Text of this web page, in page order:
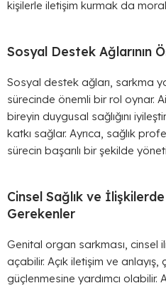
kişilerle iletişim kurmak da
Sosyal Destek Ağlarının
Sosyal destek ağları, sarkma
sürecinde önemli bir rol oynar.
bireyin duygusal sağlığını
katkı sağlar. Ayrıca, sağlık
sürecin başarılı bir şekilde
Cinsel Sağlık ve
Gerekenler
Genital organ sarkması, cinsel
açabilir. Açık iletişim ve
güçlenmesine yardımcı olabilir.